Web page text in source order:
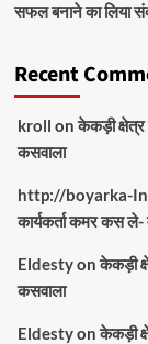
सफल बनाने का लिया
Recent
kroll onकेकड़ी
कसवाला
http://boyarka-
कार्यकर्ता कमर कस
Eldestyonकेकड़ी
कसवाला
Eldestyonकेकड़ी